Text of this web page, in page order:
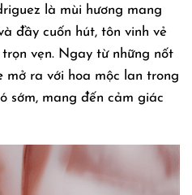
là mùi hương mang
đầy cuốn hút, tôn vinh vẻ
vẹn. Ngay từ những nốt
mở ra với hoa mộc lan trong
sớm, mang đến cảm giác